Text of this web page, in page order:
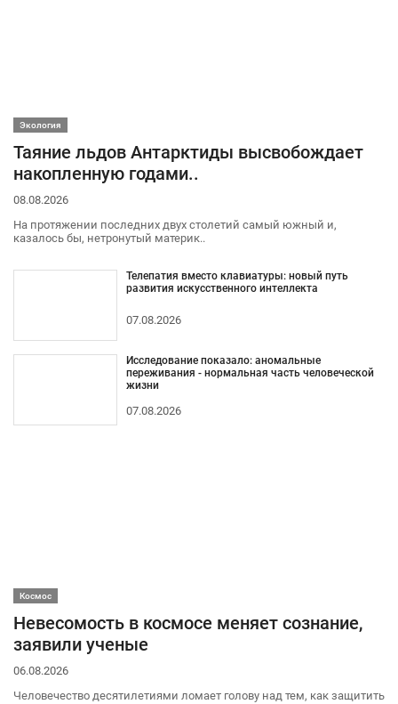
Экология
Таяние льдов Антарктиды высвобождает
накопленную годами..
08.08.2026
На протяжении последних двух столетий самый южный и,
казалось бы, нетронутый материк..
Телепатия вместо клавиатуры: новый путь
развития искусственного интеллекта
07.08.2026
Исследование показало: аномальные
переживания - нормальная часть человеческой
жизни
07.08.2026
Космос
Невесомость в космосе меняет сознание,
заявили ученые
06.08.2026
Человечество десятилетиями ломает голову над тем, как защитить